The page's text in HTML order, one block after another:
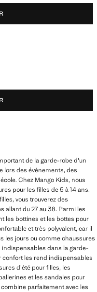
de la garde-robe d'un
lors des événements, des
Chez Mango Kids, nous
pour les filles de 5 à 14 ans.
vous trouverez des
allant du 27 au 38. Parmi les
les bottines et les bottes pour
et très polyvalent, car il
les jours ou comme chaussures
indispensables dans la garde-
confort les rend indispensables
d'été pour filles, les
et les sandales pour
parfaitement avec les